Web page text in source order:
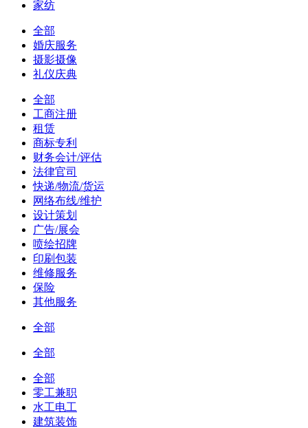
家纺
全部
婚庆服务
摄影摄像
礼仪庆典
全部
工商注册
租赁
商标专利
财务会计/评估
法律官司
快递/物流/货运
网络布线/维护
设计策划
广告/展会
喷绘招牌
印刷包装
维修服务
保险
其他服务
全部
全部
全部
零工兼职
水工电工
建筑装饰